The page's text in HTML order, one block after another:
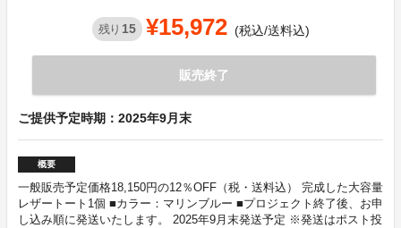
残り 15 ¥15,972 (税込/送料込)
販売終了
ご提供予定時期：2025年9月末
概要
一般販売予定価格18,150円の12％OFF（税・送料込） 完成した大容量
レザートート1個 ■カラー：マリンブルー ■プロジェクト終了後、お申
し込み順に発送いたします。 2025年9月末発送予定 ※発送はポスト投